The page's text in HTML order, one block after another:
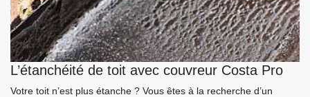
L’étanchéité de toit avec couvreur Costa Pro
Votre toit n’est plus étanche ? Vous êtes à la recherche d’un